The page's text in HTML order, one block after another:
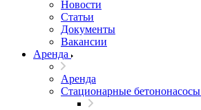
Новости
Статьи
Документы
Вакансии
Аренда
Аренда
Стационарные бетононасосы